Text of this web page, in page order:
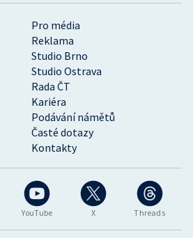
YouTube X Threads
Pro média
Reklama
Studio Brno
Studio Ostrava
Rada ČT
Kariéra
Podávání námětů
Časté dotazy
Kontakty